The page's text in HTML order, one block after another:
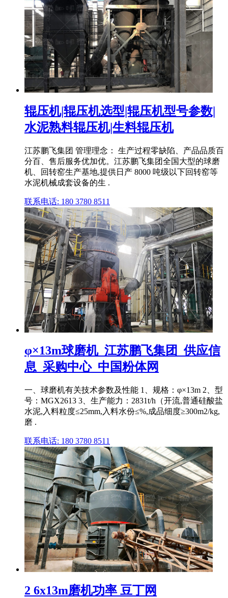
辊压机|辊压机选型|辊压机型号参数|
水泥熟料辊压机|生料辊压机
江苏鹏飞集团 管理理念： 生产过程零缺陷、产品品质百
分百、售后服务优加优。江苏鹏飞集团全国大型的球磨
机、回转窑生产基地,提供日产 8000 吨级以下回转窑等
水泥机械成套设备的生 .
联系电话: 180 3780 8511
φ×13m球磨机_江苏鹏飞集团_供应信
息_采购中心_中国粉体网
一、球磨机有关技术参数及性能 1、规格：φ×13m 2、型
号：MGX2613 3、生产能力：2831t/h（开流,普通硅酸盐
水泥,入料粒度≤25mm,入料水份≤%,成品细度≥300m2/kg,
磨 .
联系电话: 180 3780 8511
2 6x13m磨机功率 豆丁网